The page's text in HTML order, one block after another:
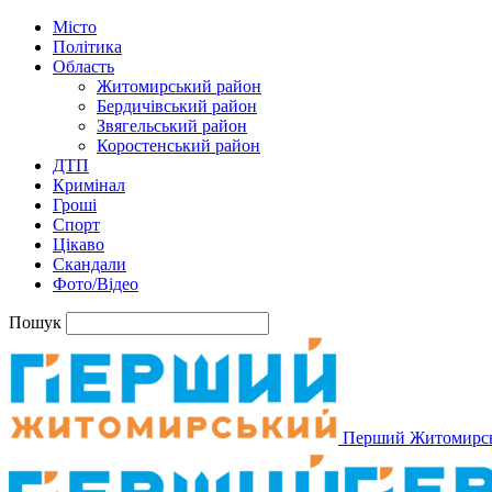
Місто
Політика
Область
Житомирський район
Бердичівський район
Звягельський район
Коростенський район
ДТП
Кримінал
Гроші
Спорт
Цікаво
Скандали
Фото/Відео
Пошук
Перший